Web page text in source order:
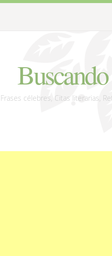
Frases célebres, Citas literarias,